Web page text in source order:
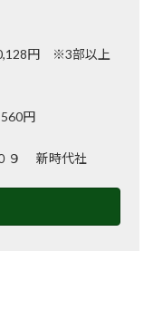
円 ※3部以上
円
９ 新時代社